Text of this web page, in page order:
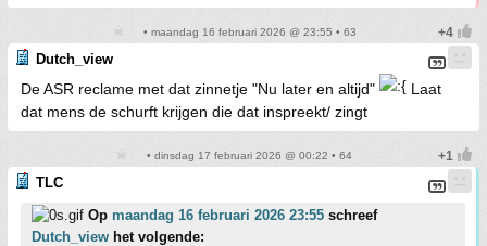
• maandag 16 februari 2026 @ 23:55 • 63
Dutch_view
De ASR reclame met dat zinnetje "Nu later en altijd"
Laat
dat mens de schurft krijgen die dat inspreekt/ zingt
• dinsdag 17 februari 2026 @ 00:22 • 64
TLC
Op maandag 16 februari 2026 23:55 schreef
Dutch_view het volgende: